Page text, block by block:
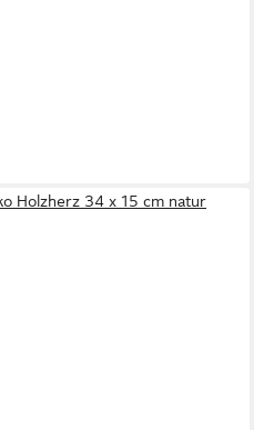
Holzherz 34 x 15 cm natur